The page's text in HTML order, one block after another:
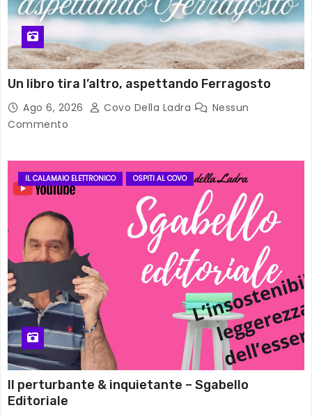
Un libro tira l’altro, aspettando Ferragosto
Ago 6, 2026 Covo Della Ladra
Nessun
Commento
IL CALAMAIO ELETTRONICO OSPITI AL COVO
Il perturbante & inquietante – Sgabello
Editoriale